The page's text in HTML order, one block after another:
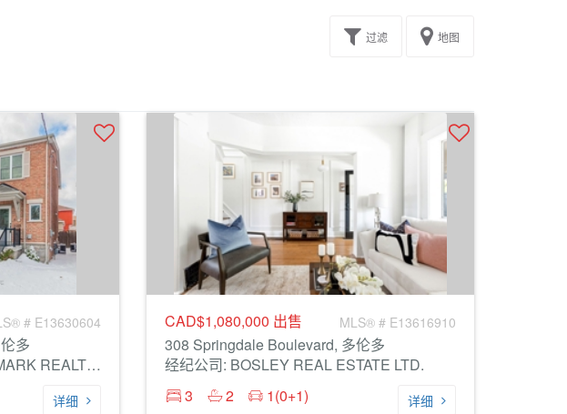
过滤 地图
# E13630604
多
经纪公司: HOMELIFE LANDMARK REALTY INC.
详细
CAD$1,080,000 出售 MLS® # E13616910
308 Springdale Boulevard, 多伦多
经纪公司: BOSLEY REAL ESTATE LTD.
3
2 1(0+1) 详细